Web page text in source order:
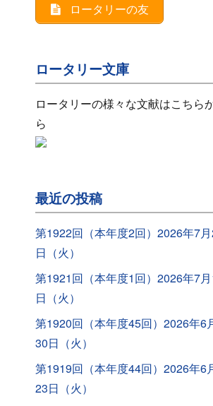
ロータリーの友
ロータリー文庫
ロータリーの様々な文献はこちら
ら
最近の投稿
第1922回（本年度2回）2026年7月
日（火）
第1921回（本年度1回）2026年7
日（火）
第1920回（本年度45回）2026年6
30日（火）
第1919回（本年度44回）2026年6
23日（火）